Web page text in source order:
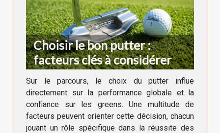
Choisir le bon putter :
facteurs clés à considérer
Sur le parcours, le choix du putter influe
directement sur la performance globale et la
confiance sur les greens. Une multitude de
facteurs peuvent orienter cette décision, chacun
jouant un rôle spécifique dans la réussite des